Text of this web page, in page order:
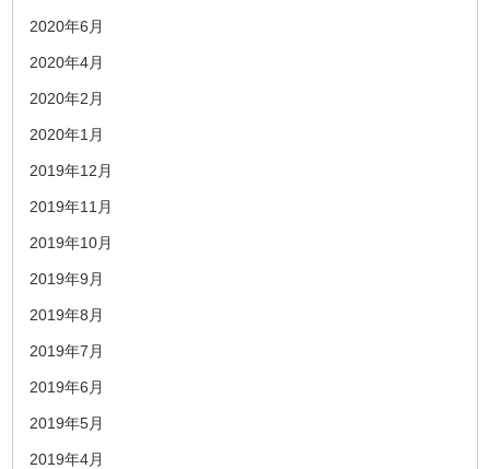
2020年6月
2020年4月
2020年2月
2020年1月
2019年12月
2019年11月
2019年10月
2019年9月
2019年8月
2019年7月
2019年6月
2019年5月
2019年4月